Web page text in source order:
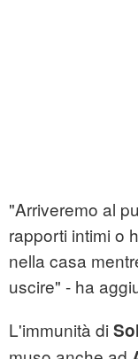
"Arriveremo al
rapporti intimi o
nella casa
uscire" - ha
L'immunità di